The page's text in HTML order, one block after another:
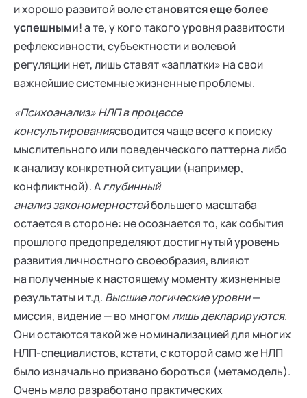
и хорошо развитой волестановятся еще более
успешными! а те, у кого такого уровня развитости
рефлексивности, субъектности и волевой
регуляции нет, лишь ставят «заплатки» на свои
важнейшие системные жизненные проблемы.
«Психоанализ» НЛП в процессе
консультированиясводится чаще всего к поиску
мыслительного или поведенческого паттерна либо
к анализу конкретной ситуации (например,
конфликтной). Аглубинный
анализ закономерностейбольшего масштаба
остается в стороне: не осознается то, как события
прошлого предопределяют достигнутый уровень
развития личностного своеобразия, влияют
на полученные к настоящему моменту жизненные
результаты и т.д. Высшие логические уровни—
миссия, видение — во многомлишь декларируются.
Они остаются такой же номинализацией для многих
НЛП-специалистов, кстати, с которой само же НЛП
было изначально призвано бороться (метамодель).
Очень мало разработано практических